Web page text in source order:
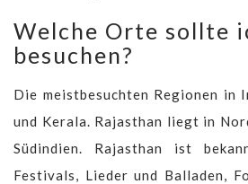
Welche Orte sollte
besuchen?
Die meistbesuchten Regionen in
und Kerala. Rajasthan liegt in
Südindien. Rajasthan ist
Festivals, Lieder und Balladen,